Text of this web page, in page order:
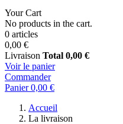
Your Cart
No products in the cart.
0 articles
0,00 €
Livraison Total 0,00 €
Voir le panier
Commander
Panier 0,00 €
Accueil
La livraison